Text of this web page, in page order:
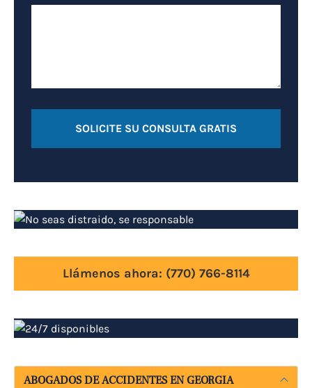
Llámenos ahora: (770) 766-8114
ABOGADOS DE ACCIDENTES EN GEORGIA